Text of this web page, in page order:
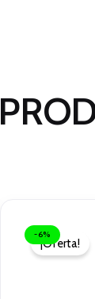
-6%
¡Oferta!